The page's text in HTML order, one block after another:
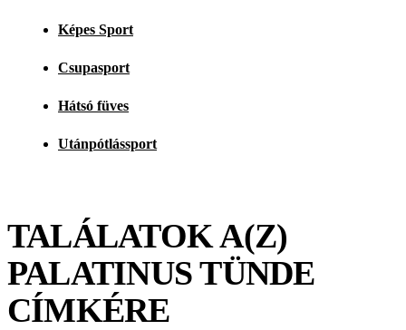
Képes Sport
Csupasport
Hátsó füves
Utánpótlássport
TALÁLATOK A(Z)
PALATINUS TÜNDE
CÍMKÉRE